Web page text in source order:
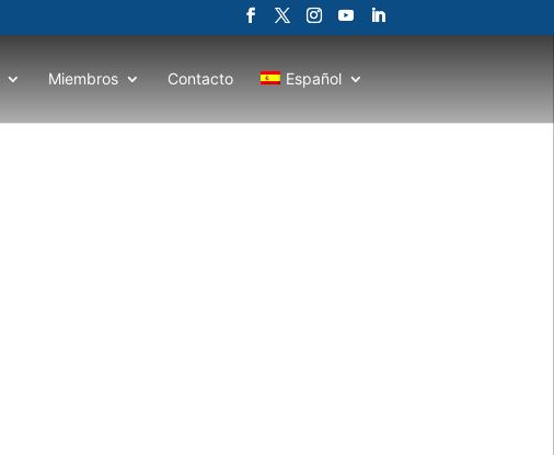
Miembros Contacto Español